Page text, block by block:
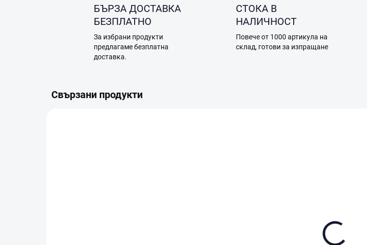
БЪРЗА ДОСТАВКА
БЕЗПЛАТНО
За избрани продукти
предлагаме безплатна
доставка.
СТОКА В
НАЛИЧНОСТ
Повече от 1000 артикула на
склад, готови за изпращане
Свързани продукти